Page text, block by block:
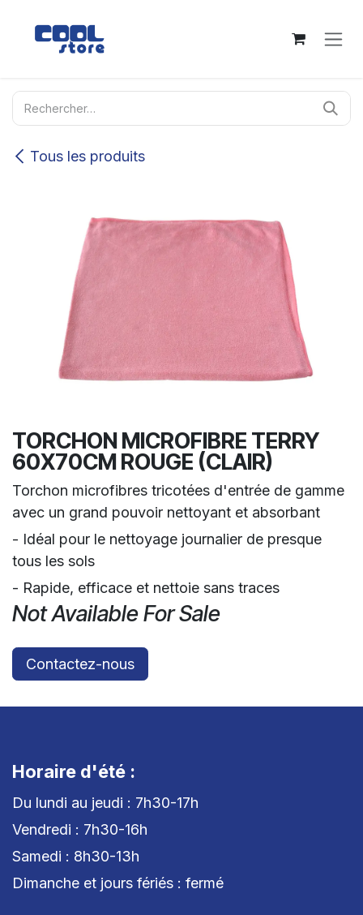
Tous les produits
TORCHON MICROFIBRE TERRY
60X70CM ROUGE (CLAIR)
Torchon microfibres tricotées d'entrée de gamme
avec un grand pouvoir nettoyant et absorbant
- Idéal pour le nettoyage journalier de presque
tous les sols
- Rapide, efficace et nettoie sans traces
Not Available For Sale
Contactez-nous
Horaire d'été :
Du lundi au jeudi : 7h30-17h
Vendredi : 7h30-16h
Samedi : 8h30-13h
Dimanche et jours fériés : fermé